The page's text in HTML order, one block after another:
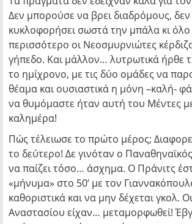
Δεν μπορούσε να βρει διαδρόμους,
κυκλοφορήσει σωστά την μπάλα κι όλο
περισσότερο οι Νεοσμυρνιώτες
γήπεδο. Και μάλλον… λυτρωτικά ήρθε
το ημίχρονο, με τις δύο ομάδες να
θέαμα και ουσιαστικά η μόνη –καλή-
να θυμόμαστε ήταν αυτή του Μέντες
καλημέρα!
Πώς τέλειωσε το πρώτο μέρος;
το δεύτερο! Δε γινόταν ο
να παίζει τόσο… άσχημα. Ο Πράνιτς
«μήνυμα» στο 50’ με τον
καθοριστικά και να μην δέχεται γκολ.
Αναστασίου είχαν… μεταμορφωθεί!